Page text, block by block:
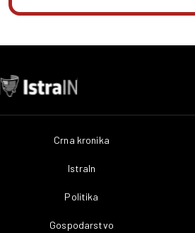
Crna kronika
IstraIn
Politika
Gospodarstvo